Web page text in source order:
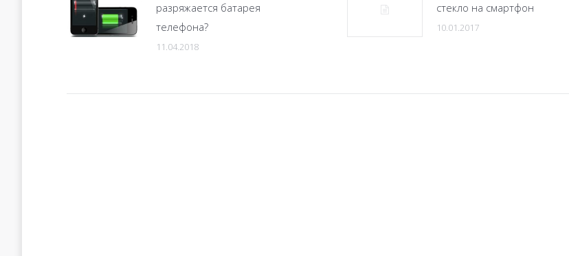
разряжается батарея
телефона?
11.04.2018
стекло на смартфон
10.01.2017